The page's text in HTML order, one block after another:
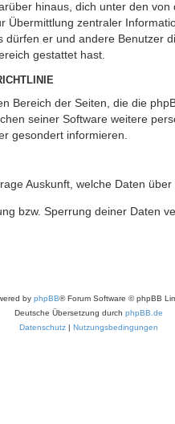
hinaus, dich unter den
Übermittlung zentraler
dürfen er und andere Benutzer
gestattet hast.
Bereich der Seiten, die die
seiner Software weitere
gesondert informieren.
Auskunft, welche Daten
bzw. Sperrung deiner Daten
by phpBB® Forum Software © phpBB
Deutsche Übersetzung durch phpBB.de
Datenschutz | Nutzungsbedingungen